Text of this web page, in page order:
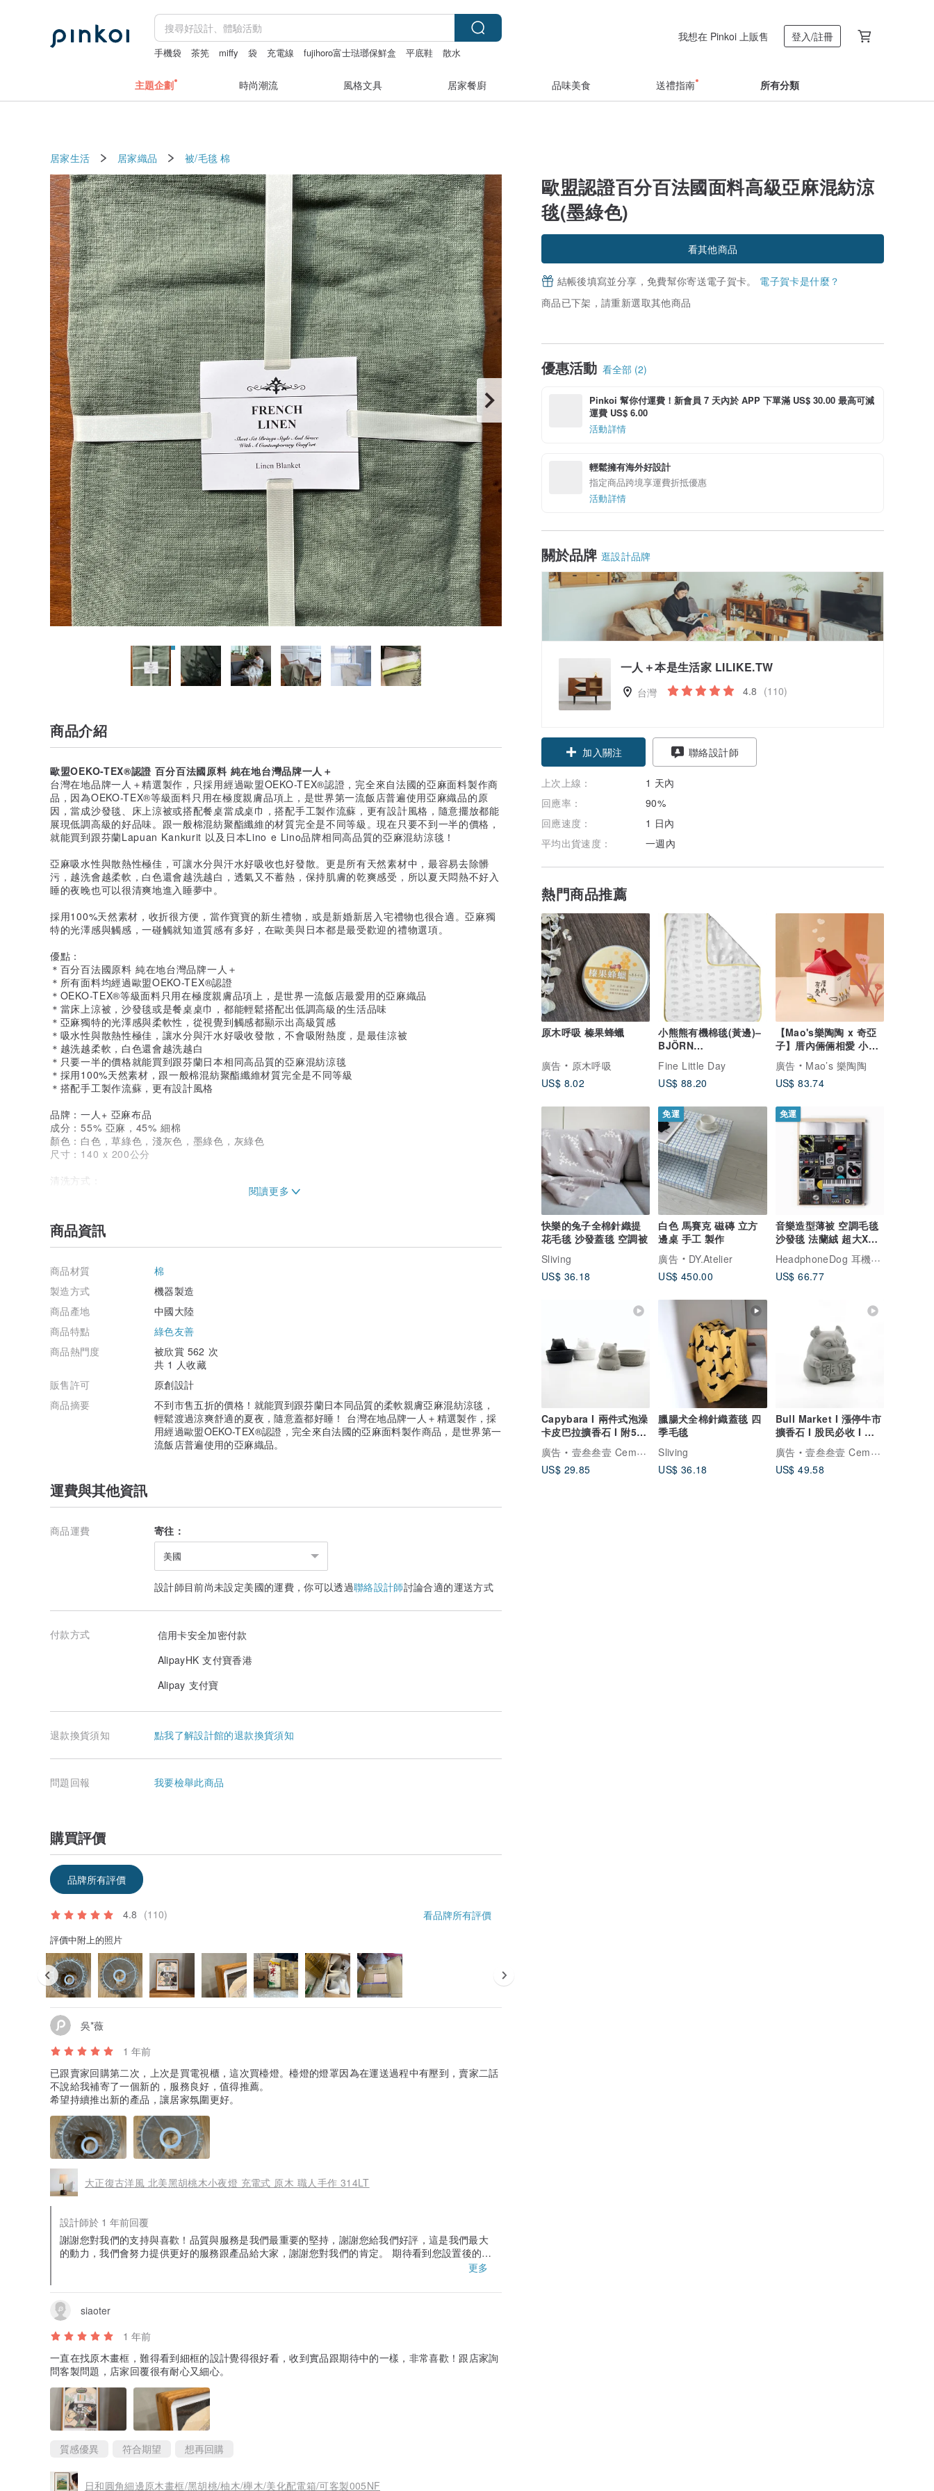
手機袋 茶筅 miffy 袋 充電線 fujihoro富士琺瑯保鮮盒 平底鞋 散水
我想在 Pinkoi 上販售 登入/註冊
主題企劃 時尚潮流 風格文具 居家餐廚 品味美食 送禮指南 所有分類
居家生活 居家織品 被/毛毯 棉
歐盟認證百分百法國面料高級亞麻混紡涼
毯(墨綠色)
看其他商品
結帳後填寫並分享，免費幫你寄送電子賀卡。 電子賀卡是什麼？
商品已下架，請重新選取其他商品
優惠活動 看全部 (2)
Pinkoi 幫你付運費！新會員 7 天內於 APP 下單滿 US$ 30.00 最高可減
運費 US$ 6.00
活動詳情
輕鬆擁有海外好設計
指定商品跨境享運費折抵優惠
活動詳情
關於品牌 逛設計品牌
一人＋本是生活家 LILIKE.TW
台灣 4.8 (110)
加入關注 聯絡設計師
上次上線：
1 天內
回應率：
90%
回應速度：
1 日內
平均出貨速度：
一週內
熱門商品推薦
原木呼吸 榛果蜂蠟
廣告
原木呼吸
US$ 8.02
小熊熊有機棉毯(黃邊)–
BJÖRN
edge)
Fine Little Day
US$ 88.20
【Mao's樂陶陶 x 奇亞
子】厝內倆倆相愛 小屋
單入禮盒組
廣告
Mao’s 樂陶陶
US$ 83.74
快樂的兔子全棉針織提
花毛毯 沙發蓋毯 空調被
Sliving
US$ 36.18
免運
白色 馬賽克 磁磚 立方
邊桌 手工 製作
廣告
DY.Atelier
US$ 450.00
免運
音樂造型薄被 空調毛毯
沙發毯 法蘭絨 超大XL
(音樂人禮物 交換
HeadphoneDog 耳機狗設計
US$ 66.77
Capybara I 兩件式泡澡
卡皮巴拉擴香石 I 附5mi
精油－馬年開運物
廣告
壹叁叁壹 Cementer No.1331
US$ 29.85
臘腸犬全棉針織蓋毯 四
季毛毯
Sliving
US$ 36.18
Bull Market I 漲停牛市
擴香石 I 股民必收 I 附
精油 I 馬年開運
廣告
壹叁叁壹 Cementer No.1331
US$ 49.58
商品介紹
歐盟OEKO-TEX®認證 百分百法國原料 純在地台灣品牌一人＋
台灣在地品牌一人＋精選製作，只採用經過歐盟OEKO-TEX®認證，完全來自法國的亞麻面料製作商
品，因為OEKO-TEX®等級面料只用在極度親膚品項上，是世界第一流飯店普遍使用亞麻織品的原
因，當成沙發毯、床上涼被或搭配餐桌當成桌巾，搭配手工製作流蘇，更有設計風格，隨意擺放都能
展現低調高級的好品味。跟一般棉混紡聚酯纖維的材質完全是不同等級。現在只要不到一半的價格，
就能買到跟芬蘭Lapuan Kankurit 以及日本Lino e Lino品牌相同高品質的亞麻混紡涼毯！
亞麻吸水性與散熱性極佳，可讓水分與汗水好吸收也好發散。更是所有天然素材中，最容易去除髒
污，越洗會越柔軟，白色還會越洗越白，透氣又不蓄熱，保持肌膚的乾爽感受，所以夏天悶熱不好入
睡的夜晚也可以很清爽地進入睡夢中。
採用100%天然素材，收折很方便，當作寶寶的新生禮物，或是新婚新居入宅禮物也很合適。亞麻獨
特的光澤感與觸感，一碰觸就知道質感有多好，在歐美與日本都是最受歡迎的禮物選項。
優點：
＊百分百法國原料 純在地台灣品牌一人＋
＊所有面料均經過歐盟OEKO-TEX®認證
＊OEKO-TEX®等級面料只用在極度親膚品項上，是世界一流飯店最愛用的亞麻織品
＊當床上涼被，沙發毯或是餐桌桌巾，都能輕鬆搭配出低調高級的生活品味
＊亞麻獨特的光澤感與柔軟性，從視覺到觸感都顯示出高級質感
＊吸水性與散熱性極佳，讓水分與汗水好吸收發散，不會吸附熱度，是最佳涼被
＊越洗越柔軟，白色還會越洗越白
＊只要一半的價格就能買到跟芬蘭日本相同高品質的亞麻混紡涼毯
＊採用100%天然素材，跟一般棉混紡聚酯纖維材質完全是不同等級
＊搭配手工製作流蘇，更有設計風格
品牌：一人+ 亞麻布品
成分：55% 亞麻，45% 細棉
顏色：白色，草綠色，淺灰色，墨綠色，灰綠色
尺寸：140 x 200公分
清洗方式：
機洗最高40°C，輕柔過程。不要漂白。自然懸掛陰乾。低溫熨燙。不要乾洗
商品資訊
商品材質
棉
製造方式
機器製造
商品產地
中國大陸
商品特點
綠色友善
商品熱門度
被欣賞 562 次
共 1 人收藏
販售許可
原創設計
商品摘要
不到市售五折的價格！就能買到跟芬蘭日本同品質的柔軟親膚亞麻混紡涼毯，
輕鬆渡過涼爽舒適的夏夜，隨意蓋都好睡！ 台灣在地品牌一人＋精選製作，採
用經過歐盟OEKO-TEX®認證，完全來自法國的亞麻面料製作商品，是世界第一
流飯店普遍使用的亞麻織品。
運費與其他資訊
商品運費 寄往：
美國
設計師目前尚未設定美國的運費，你可以透過聯絡設計師討論合適的運送方式
付款方式
信用卡安全加密付款
AlipayHK 支付寶香港
Alipay 支付寶
退款換貨須知 點我了解設計館的退款換貨須知
問題回報 我要檢舉此商品
購買評價
品牌所有評價
4.8 (110) 看品牌所有評價
評價中附上的照片
吳*薇
1 年前
已跟賣家回購第二次，上次是買電視櫃，這次買檯燈。檯燈的燈罩因為在運送過程中有壓到，賣家二話
不說給我補寄了一個新的，服務良好，值得推薦。
希望持續推出新的產品，讓居家氛圍更好。
大正復古洋風 北美黑胡桃木小夜燈 充電式 原木 職人手作 314LT
設計師於 1 年前回覆
謝謝您對我們的支持與喜歡！品質與服務是我們最重要的堅持，謝謝您給我們好評，這是我們最大
的動力，我們會努力提供更好的服務跟產品給大家，謝謝您對我們的肯定。 期待看到您設置後的美
更多
siaoter
1 年前
一直在找原木畫框，難得看到細框的設計覺得很好看，收到實品跟期待中的一樣，非常喜歡！跟店家詢
問客製問題，店家回覆很有耐心又細心。
質感優異 符合期望 想再回購
日和圓角細邊原木畫框/黑胡桃/柚木/櫸木/美化配電箱/可客製005NF